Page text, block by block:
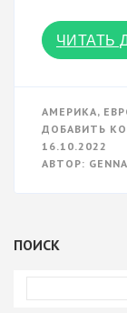
ЧИТАТЬ
АМЕРИКА,
ДОБАВИТЬ
16.10.2022
АВТОР:
ПОИСК